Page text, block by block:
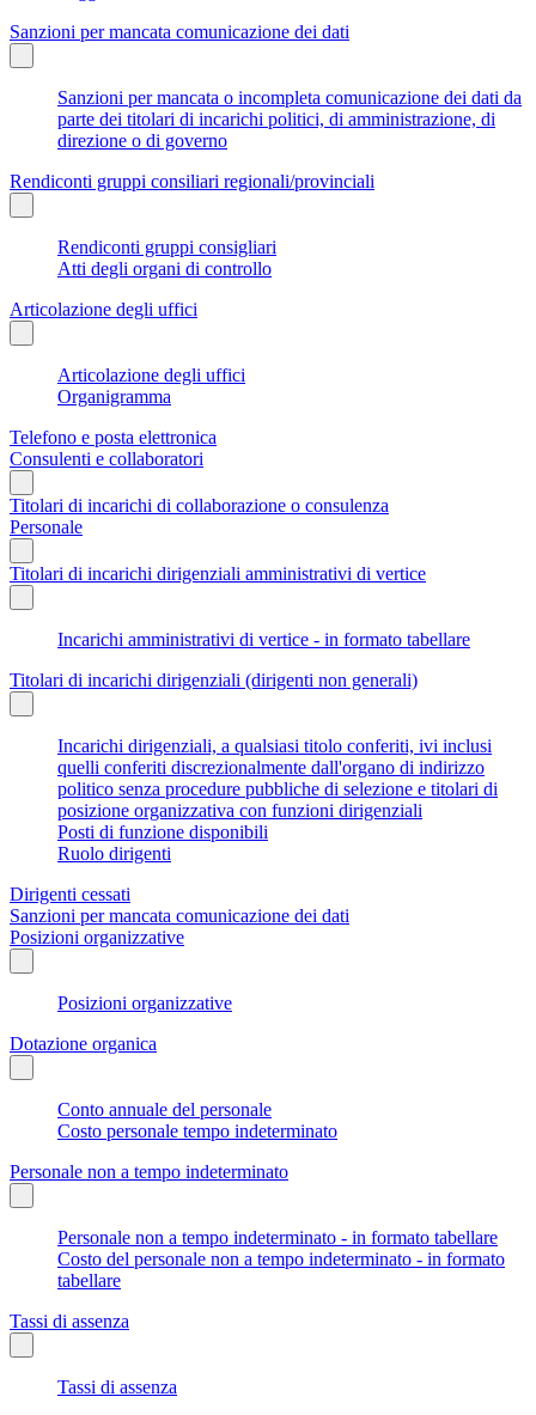
Sanzioni per mancata comunicazione dei dati
Sanzioni per mancata o incompleta comunicazione dei dati da
parte dei titolari di incarichi politici, di amministrazione, di
direzione o di governo
Rendiconti gruppi consiliari regionali/provinciali
Rendiconti gruppi consigliari
Atti degli organi di controllo
Articolazione degli uffici
Articolazione degli uffici
Organigramma
Telefono e posta elettronica
Consulenti e collaboratori
Titolari di incarichi di collaborazione o consulenza
Personale
Titolari di incarichi dirigenziali amministrativi di vertice
Incarichi amministrativi di vertice - in formato tabellare
Titolari di incarichi dirigenziali (dirigenti non generali)
Incarichi dirigenziali, a qualsiasi titolo conferiti, ivi inclusi
quelli conferiti discrezionalmente dall'organo di indirizzo
politico senza procedure pubbliche di selezione e titolari di
posizione organizzativa con funzioni dirigenziali
Posti di funzione disponibili
Ruolo dirigenti
Dirigenti cessati
Sanzioni per mancata comunicazione dei dati
Posizioni organizzative
Posizioni organizzative
Dotazione organica
Conto annuale del personale
Costo personale tempo indeterminato
Personale non a tempo indeterminato
Personale non a tempo indeterminato - in formato tabellare
Costo del personale non a tempo indeterminato - in formato
tabellare
Tassi di assenza
Tassi di assenza